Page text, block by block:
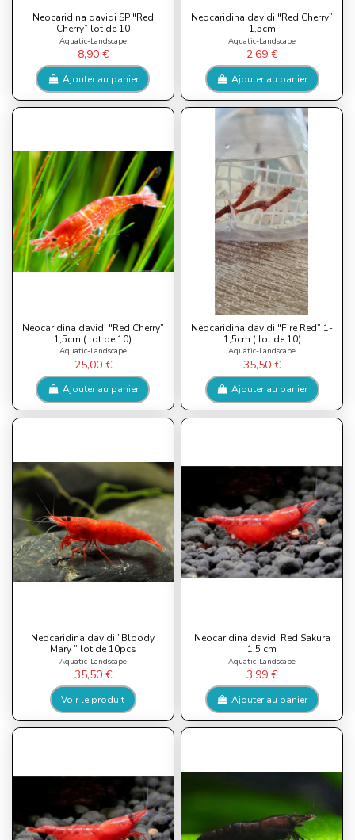
Neocaridina davidi SP "Red
Cherry” lot de 10
Aquatic-Landscape
8,90 €
Ajouter au panier
Neocaridina davidi "Red Cherry”
1,5cm
Aquatic-Landscape
2,69 €
Ajouter au panier
Neocaridina davidi "Red Cherry”
1,5cm ( lot de 10)
Aquatic-Landscape
25,00 €
Ajouter au panier
Neocaridina davidi "Fire Red” 1-
1,5cm ( lot de 10)
Aquatic-Landscape
35,50 €
Ajouter au panier
Neocaridina davidi ”Bloody
Mary ” lot de 10pcs
Aquatic-Landscape
35,50 €
Voir le produit
Neocaridina davidi Red Sakura
1,5 cm
Aquatic-Landscape
3,99 €
Ajouter au panier